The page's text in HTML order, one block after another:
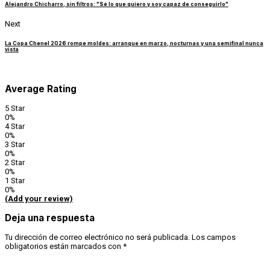
Alejandro Chicharro, sin filtros: "Sé lo que quiero y soy capaz de conseguirlo"
Next
La Copa Chenel 2026 rompe moldes: arranque en marzo, nocturnas y una semifinal nunca
vista
Average Rating
5 Star
0%
4 Star
0%
3 Star
0%
2 Star
0%
1 Star
0%
(Add your review)
Deja una respuesta
Tu dirección de correo electrónico no será publicada. Los campos
obligatorios están marcados con *